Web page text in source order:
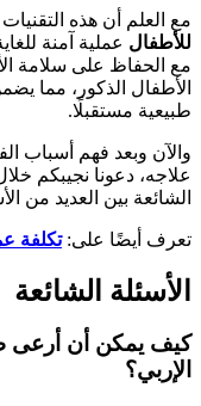
مع العلم أن هذه
للأطفال عملية آمنة
مع الحفاظ على سلامة
الأطفال الذكور، مما
طبيعية مستقبلًا.
والآن وبعد فهم أسباب
علاجه، دعونا نجيبكم
الشائعة بين العديد من
تعرف أيضًا على:تكلفة
الأسئلة الشائعة
كيف يمكن أن أرعى
الإربي؟